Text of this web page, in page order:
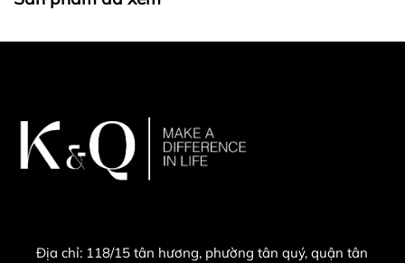
Địa chỉ: 118/15 tân hương, phường tân quý, quận tân